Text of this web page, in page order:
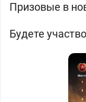
Призовые в
Будете